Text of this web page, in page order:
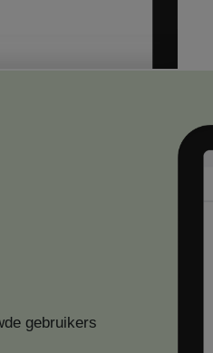
gebruikers